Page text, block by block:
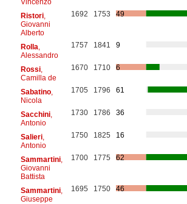
Ristori,
Giovanni
Alberto
1692 1753 49
Rolla
Alessandro
1757 1841 9
Rossi,
Camilla de
1670 1710 6
Sabatino,
Nicola
1705 1796 61
Sacchini,
Antonio
1730 1786 36
Salieri,
Antonio
1750 1825 16
Sammartini,
Giovanni
Battista
1700 1775 62
Sammartini,
Giuseppe
1695 1750 46